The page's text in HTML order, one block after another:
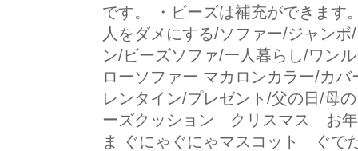
です。 ・ビーズは補充ができます
人をダメにする/ソファー/ジャン
ン/ビーズソファ/一人暮らし/ワ
ローソファー マカロンカラー/カ
レンタイン/プレゼント/父の日/母
ーズクッション クリスマス
ま ぐにゃぐにゃマスコット ぐ